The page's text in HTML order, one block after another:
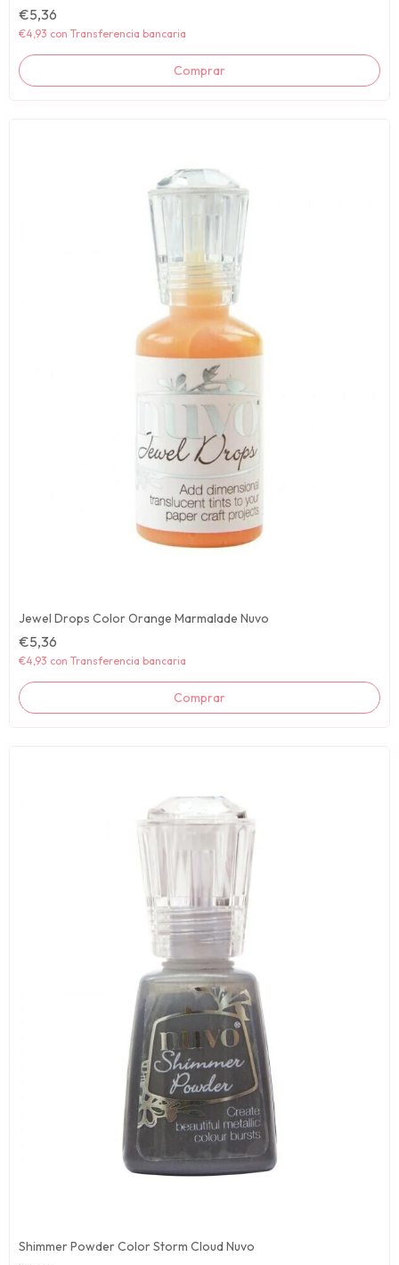
€5,36
€4,93 con Transferencia bancaria
Jewel Drops Color Orange Marmalade Nuvo
€5,36
€4,93 con Transferencia bancaria
Shimmer Powder Color Storm Cloud Nuvo